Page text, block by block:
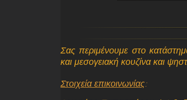
Σας περιμένουμε στο
και μεσογειακή κουζίνα και
Στοιχεία επικοινωνίας: